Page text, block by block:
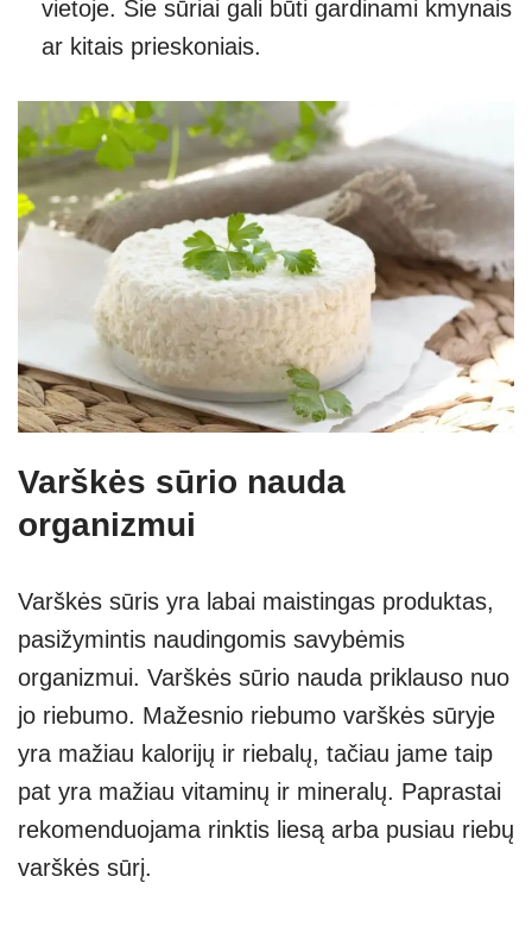
vietoje. Šie sūriai gali būti gardinami kmynais
ar kitais prieskoniais.
Varškės sūrio nauda
organizmui
Varškės sūris yra labai maistingas produktas,
pasižymintis naudingomis savybėmis
organizmui. Varškės sūrio nauda priklauso nuo
jo riebumo. Mažesnio riebumo varškės sūryje
yra mažiau kalorijų ir riebalų, tačiau jame taip
pat yra mažiau vitaminų ir mineralų. Paprastai
rekomenduojama rinktis liesą arba pusiau riebų
varškės sūrį.